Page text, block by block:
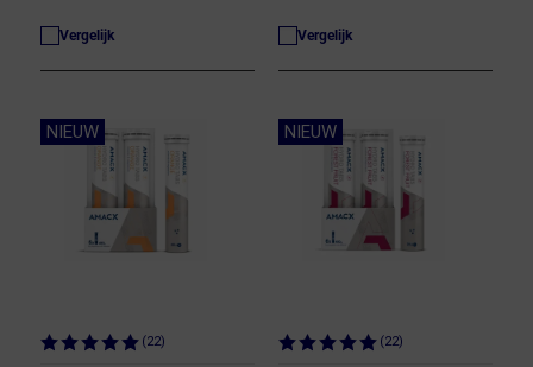
Vergelijk Vergelijk
NIEUW
(22)
NIEUW
(22)